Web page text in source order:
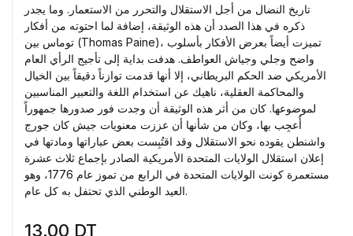
تاريخ النضال من أجل الاستقلال والتحرر من الاستعمار. وما يجدر
ذكره في هذا الصدد أن هذه الوثيقة، إضافة لما احتوته من أفكار
توماس بين (Thomas Paine)، تميزت أيضاً بعرض الأفكار بأسلوب
واضح وجلي وجياش العواطف. هدفت بداية إلى تأجيج الرأي العام
الأمريكي ضد الحكم البريطاني، إلا أنها قدمت توازناً دقيقاً بين الخيال
والمحاكمة العقلية، ناهيك عن استخدام اللغة والتعبير المناسبين
لموضوعها. كان من أثر هذه الوثيقة أن وجدت فور صدورها جمهوراً
أُعجِب بها، وكان من شأنها أن عززت معنويات جيش كان جورج
واشنطن يقوده نحو الاستقلال وقد اقتُبِست بعض عباراتها ومادتها في
إعلان استقلال الولايات المتحدة الأمريكية الصادر بإجماع ثلاث عشرة
مستعمرة كونت الولايات المتحدة في الرابع من تموز عام 1776، وهو
العيد الوطني الذي تحتفل به كل عام.
13.00 DT